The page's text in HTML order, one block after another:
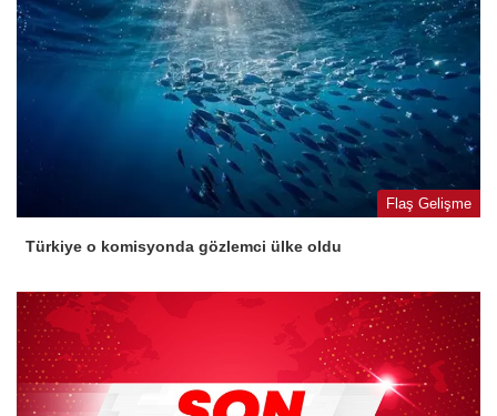
Flaş Gelişme
Türkiye o komisyonda gözlemci ülke oldu